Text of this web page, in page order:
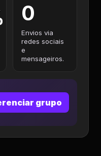
0
Envios via
redes sociais
e
mensageiros.
grupo